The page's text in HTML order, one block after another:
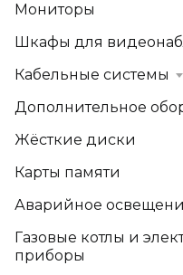
Мониторы
Шкафы для
Кабельные системы
Дополнительное
Жёсткие диски
Карты памяти
Аварийное
Газовые котлы и
приборы